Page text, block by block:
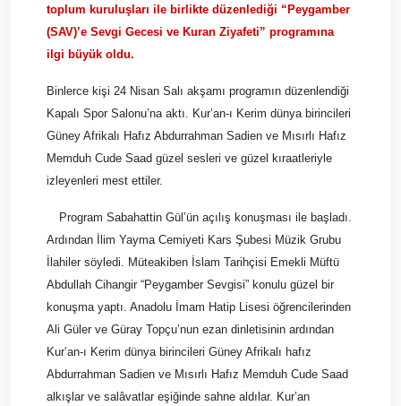
toplum kuruluşları ile birlikte düzenlediği “Peygamber
(SAV)’e Sevgi Gecesi ve Kuran Ziyafeti” programına
ilgi büyük oldu.
Binlerce kişi 24 Nisan Salı akşamı programın düzenlendiği
Kapalı Spor Salonu’na aktı. Kur’an-ı Kerim dünya birincileri
Güney Afrikalı Hafız Abdurrahman Sadien ve Mısırlı Hafız
Memduh Cude Saad güzel sesleri ve güzel kıraatleriyle
izleyenleri mest ettiler.
Program Sabahattin Gül’ün açılış konuşması ile başladı.
Ardından İlim Yayma Cemiyeti Kars Şubesi Müzik Grubu
İlahiler söyledi. Müteakiben İslam Tarihçisi Emekli Müftü
Abdullah Cihangir “Peygamber Sevgisi” konulu güzel bir
konuşma yaptı. Anadolu İmam Hatip Lisesi öğrencilerinden
Ali Güler ve Güray Topçu’nun ezan dinletisinin ardından
Kur’an-ı Kerim dünya birincileri Güney Afrikalı hafız
Abdurrahman Sadien ve Mısırlı Hafız Memduh Cude Saad
alkışlar ve salâvatlar eşiğinde sahne aldılar. Kur’an